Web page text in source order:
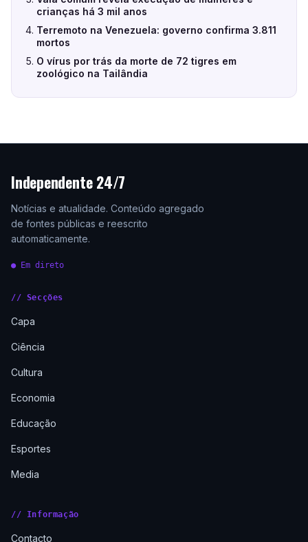
crianças há 3 mil anos
Terremoto na Venezuela: governo confirma 3.811
mortos
O vírus por trás da morte de 72 tigres em
zoológico na Tailândia
Independente 24/7
Notícias e atualidade. Conteúdo agregado
de fontes públicas e reescrito
automaticamente.
● Em direto
// Secções
Capa
Ciência
Cultura
Economia
Educação
Esportes
Media
// Informação
Contacto